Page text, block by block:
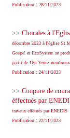
Publication : 28/11/2023
>> Chorales à
décembre 2023 à l'église St
Gospel et EcoSystem se
partir de 16h Venez
Publication : 24/11/2023
>> Coupure de
éffectués par
travaux effetués par ENEDIS
Publication : 22/11/2023